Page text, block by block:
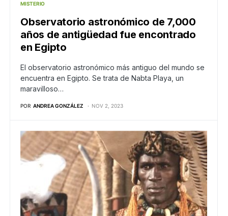
MISTERIO
Observatorio astronómico de 7,000
años de antigüedad fue encontrado
en Egipto
El observatorio astronómico más antiguo del mundo se
encuentra en Egipto. Se trata de Nabta Playa, un
maravilloso…
POR ANDREA GONZÁLEZ NOV 2, 2023